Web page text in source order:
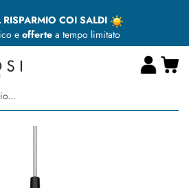
COI SALDI
e offertea tempo limitato